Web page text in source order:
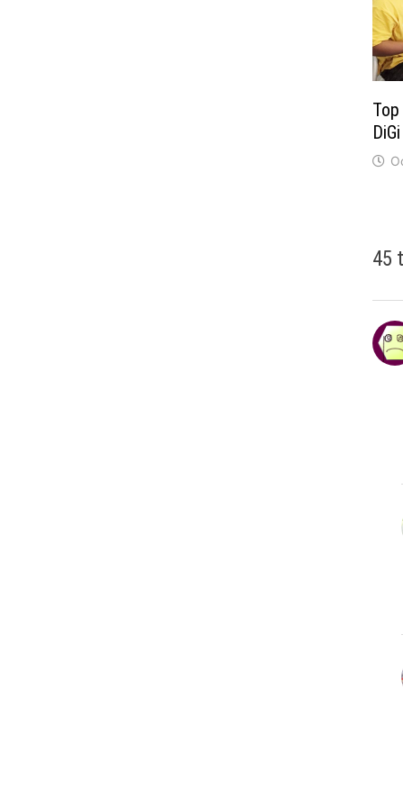
45